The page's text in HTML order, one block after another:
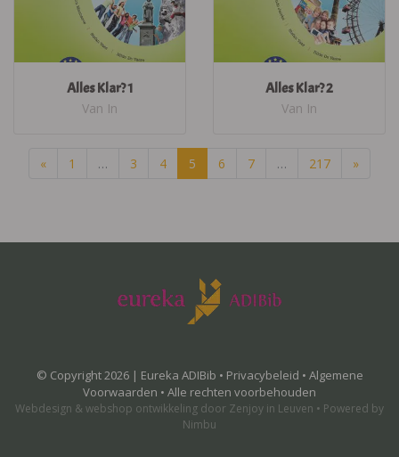
Alles Klar? 1
Van In
Alles Klar? 2
Van In
« 1 … 3 4 5 6 7 … 217 »
© Copyright 2026 | Eureka ADIBib • Privacybeleid • Algemene
Voorwaarden • Alle rechten voorbehouden
Webdesign & webshop ontwikkeling door Zenjoy in Leuven • Powered by
Nimbu